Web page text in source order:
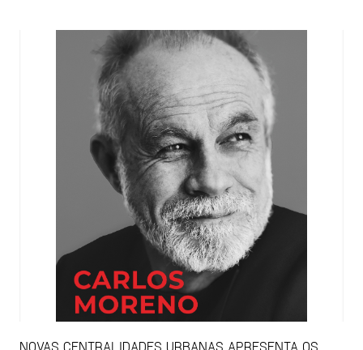
NOVAS CENTRALIDADES URBANAS APRESENTA OS